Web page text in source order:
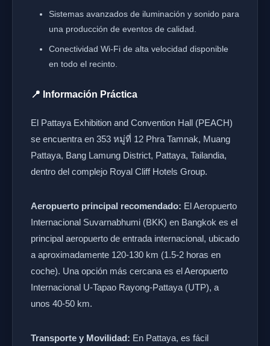
Sistemas avanzados de iluminación y sonido para
una producción de eventos de calidad.
Conectividad Wi-Fi de alta velocidad disponible
en todo el recinto.
📍 Información Práctica
El Pattaya Exhibition and Convention Hall (PEACH)
se encuentra en 353 หมู่ที่ 12 Phra Tamnak, Muang
Pattaya, Bang Lamung District, Pattaya, Tailandia,
dentro del complejo Royal Cliff Hotels Group.
Aeropuerto principal recomendado: El Aeropuerto
Internacional Suvarnabhumi (BKK) en Bangkok es el
principal aeropuerto de entrada internacional, ubicado
a aproximadamente 120-130 km (1.5-2 horas en
coche). Una opción más cercana es el Aeropuerto
Internacional U-Tapao Rayong-Pattaya (UTP), a
unos 40-50 km.
Transporte y Movilidad: En Pattaya, es fácil